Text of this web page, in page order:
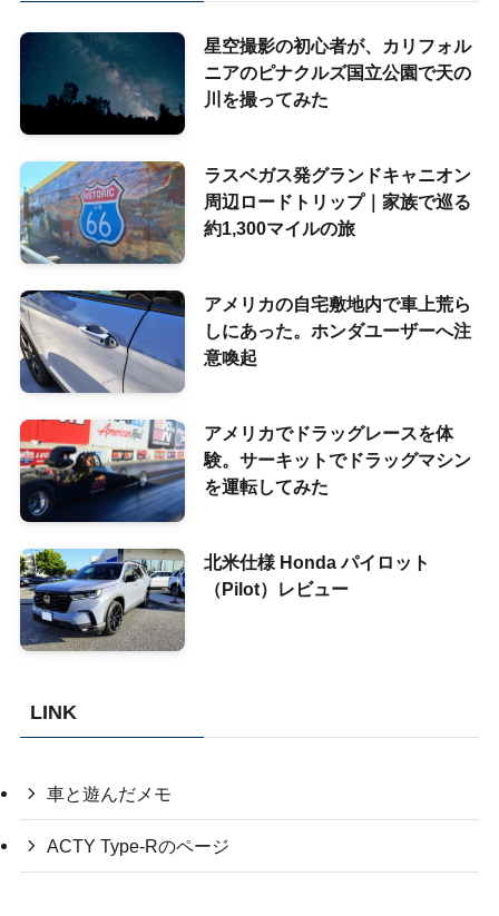
星空撮影の初心者が、カリフォル
ニアのピナクルズ国立公園で天の
川を撮ってみた
ラスベガス発グランドキャニオン
周辺ロードトリップ｜家族で巡る
約1,300マイルの旅
アメリカの自宅敷地内で車上荒ら
しにあった。ホンダユーザーへ注
意喚起
アメリカでドラッグレースを体
験。サーキットでドラッグマシン
を運転してみた
北米仕様 Honda パイロット
（Pilot）レビュー
LINK
車と遊んだメモ
ACTY Type-Rのページ